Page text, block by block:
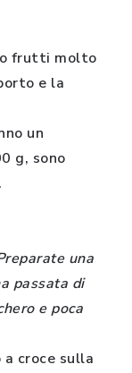
frutti molto
e la
un
g, sono
una
passata di
e poca
croce sulla